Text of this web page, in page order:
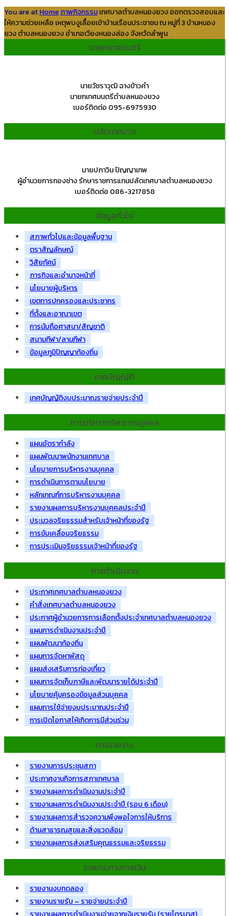
You are atHomeภาพกิจกรรมเทศบาลตำบลหนองยวง ออกตรวจสอบและ
ให้ความช่วยเหลือ เหตุพบงูเลื้อยเข้าบ้านเรือนประชาชน ณ หมู่ที่ 3 บ้านหนอง
ยวง ตำบลหนองยวง อำเภอเวียงหนองล่อง จังหวัดลำพูน
นายกเทศมนตรี
นายวัชราวุฒิ ฉางข้าวคำ
นายกเทศมนตรีตำบลหนองยวง
เบอร์ติดต่อ 095-6975930
ปลัดเทศบาล
นายปภาวิน ปัญญาเทพ
ผู้อำนวยการกองช่าง รักษาราชการแทนปลัดเทศบาลตำบลหนองยวง
เบอร์ติดต่อ 086-3217858
ข้อมูลทั่วไป
สภาพทั่วไปและข้อมูลพื้นฐาน
ตราสัญลักษณ์
วิสัยทัศน์
ภารกิจและอำนาจหน้าที่
นโยบายผู้บริหาร
เขตการปกครองและประชากร
ที่ตั้งและอาณาเขต
การนับถือศาสนา/สัญชาติ
สนามกีฬา/ลานกีฬา
ข้อมูลภูมิปัญญาท้องถิ่น
เทศบัญญัติ
เทศบัญญัติงบประมาณรายจ่ายประจำปี
การบริหารทรัพยากรบุคคล
แผนอัตรากำลัง
แผนพัฒนาพนักงานเทศบาล
นโยบายการบริหารงานบุคคล
การดำเนินการตามนโยบาย
หลักเกณฑ์การบริหารงานบุคคล
รายงานผลการบริหารงานบุคคลประจำปี
ประมวลจริยธรรมสำหรับเจ้าหน้าที่ของรัฐ
การขับเคลื่อนจริยธรรม
การประเมินจริยธรรมเจ้าหน้าที่ของรัฐ
การดำเนินงาน
ประกาศเทศบาลตำบลหนองยวง
คำสั่งเทศบาลตำบลหนองยวง
ประกาศผู้อำนวยการการเลือกตั้งประจำเทศบาลตำบลหนองยวง
แผนการดำเนินงานประจำปี
แผนพัฒนาท้องถิ่น
แผนการจัดหาพัสดุ
แผนส่งเสริมการท่องเที่ยว
แผนการจัดเก็บภาษีและพัฒนารายได้ประจำปี
นโยบายคุ้มครองข้อมูลส่วนบุคคล
แผนการใช้จ่ายงบประมาณประจำปี
การเปิดโอกาสให้เกิดการมีส่วนร่วม
การรายงาน
รายงานการประชุมสภา
ประกาศงานกิจการสภาเทศบาล
รายงานผลการดำเนินงานประจำปี
รายงานผลการดำเนินงานประจำปี (รอบ 6 เดือน)
รายงานผลการสำรวจความพึงพอใจการให้บริการ
ด้านสาธารณสุขและสิ่งแวดล้อม
รายงานผลการส่งเสริมคุณธรรมและจริยธรรม
รายงานทางการเงิน
รายงานงบทดลอง
รายงานรายรับ – รายจ่ายประจำปี